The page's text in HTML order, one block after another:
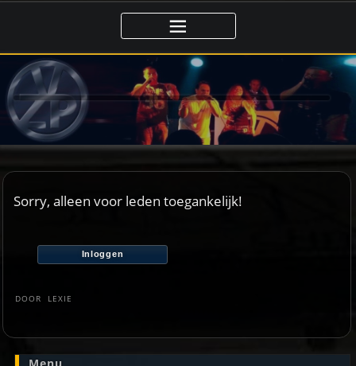
de
inhoud
Sorry, alleen voor leden toegankelijk!
Inloggen
DOOR LEXIE